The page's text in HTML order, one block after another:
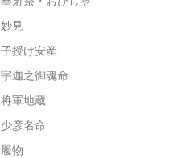
妙見
子授け安産
宇迦之御魂命
将軍地蔵
少彦名命
履物